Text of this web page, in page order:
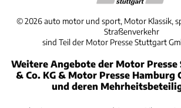
©2026 auto motor und sport, Motor Klassik,
Straßenverkehr
sind Teil der Motor Presse Stuttgart
Weitere Angebote der Motor Presse
& Co. KG & Motor Presse Hamburg
und deren